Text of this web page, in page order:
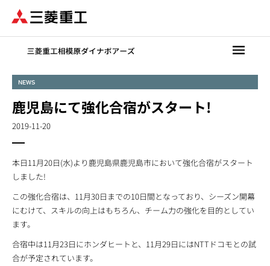
ン
NEWS
鹿児島にて強化合宿がスタート!
2019-11-20
本日11月20日(水)より鹿児島県鹿児島市において強化合宿がスタート
しました!
この強化合宿は、11月30日までの10日間となっており、シーズン開幕
にむけて、スキルの向上はもちろん、チーム力の強化を目的としてい
ます。
合宿中は11月23日にホンダヒートと、11月29日にはNTTドコモとの試
合が予定されています。